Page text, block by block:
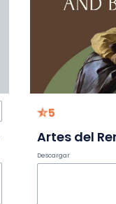
5
Descargar